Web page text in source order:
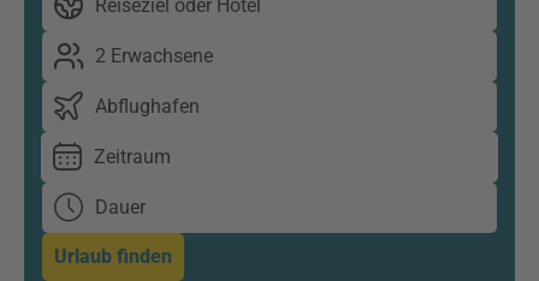
Reiseziel oder Hotel
2 Erwachsene
Abflughafen
Zeitraum
Dauer
Urlaub finden